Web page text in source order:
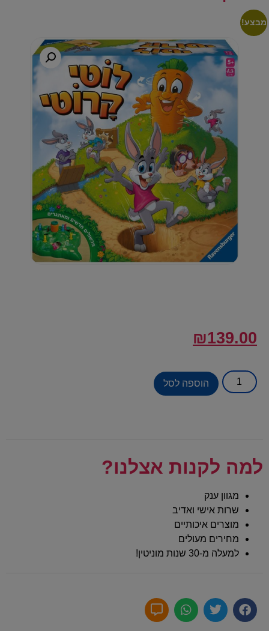
₪139.00
הוספה לסל
מבצע!
למה לקנות אצלנו?
מגוון ענק
שרות אישי ואדיב
מוצרים איכותיים
מחירים מעולים
למעלה מ-30 שנות מוניטין!